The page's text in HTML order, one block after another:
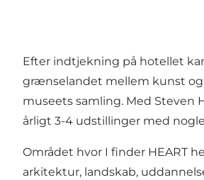
Efter indtjekning på hotellet
grænselandet mellem kunst og
museets samling. Med Steven
årligt 3-4 udstillinger med
Området hvor I finder HEART
arkitektur, landskab,